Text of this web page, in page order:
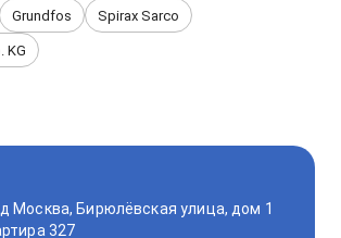
Grundfos Spirax Sarco
KG
Москва, Бирюлёвская улица, дом 1
327